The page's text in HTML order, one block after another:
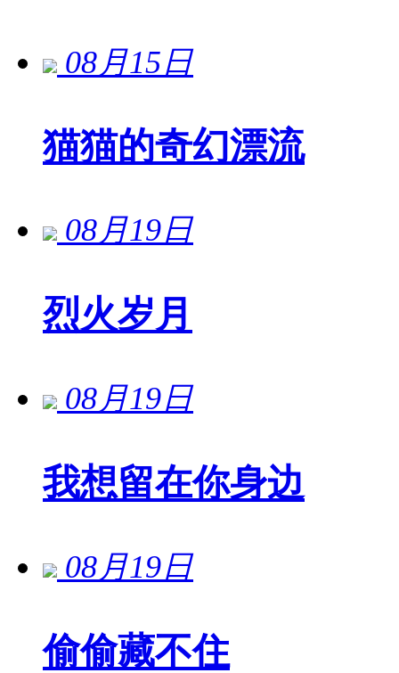
08月15日
猫猫的奇幻漂流
08月19日
烈火岁月
08月19日
我想留在你身边
08月19日
偷偷藏不住